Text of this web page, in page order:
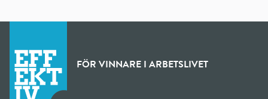
FÖR VINNARE I ARBETSLIVET